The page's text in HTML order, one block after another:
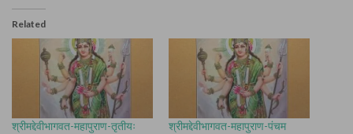
Related
श्रीमद्देवीभागवत-महापुराण-तृतीयः
श्रीमद्देवीभागवत-महापुराण-पंचम